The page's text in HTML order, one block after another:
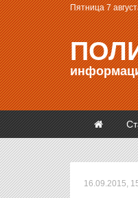
Пятница 7
16.09.2015,